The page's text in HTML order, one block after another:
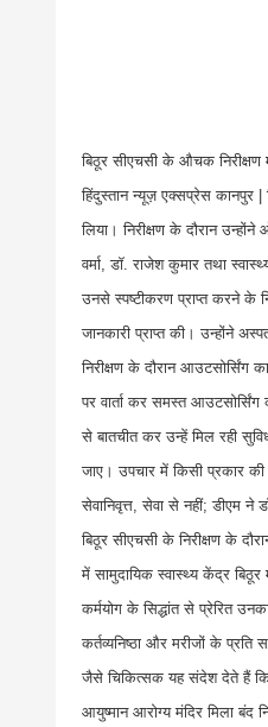
बिठूर सीएचसी के औचक निरीक्षण
हिंदुस्तान न्यूज़ एक्सप्रेस कानपुर |
लिया। निरीक्षण के दौरान
वर्मा, डॉ. राजेश कुमार तथा
उनसे स्पष्टीकरण प्राप्त करने के
जानकारी प्राप्त की। उन्होंने
निरीक्षण के दौरान आउटसोर्सिंग
पर वार्ता कर समस्त
से बातचीत कर उन्हें मिल रही
जाए। उपचार में किसी प्रकार की
सेवानिवृत्त, सेवा से नहीं; डीएम ने
बिठूर सीएचसी के निरीक्षण के
में सामुदायिक स्वास्थ्य केंद्र
कर्मयोग के सिद्धांत से प्रेरित
कर्तव्यनिष्ठा और मरीजों के प्रति
जैसे चिकित्सक यह संदेश देते हैं कि
आयुष्मान आरोग्य मंदिर मिला बंद